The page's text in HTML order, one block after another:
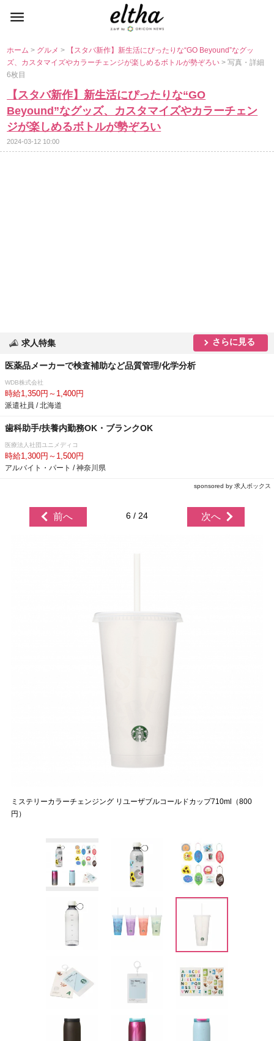
ホーム> グルメ>
【スタバ新作】新生活にぴったりな“GO Beyound”なグッ
ズ、カスタマイズやカラーチェンジが楽しめるボトルが勢ぞろい> 写真・詳細
6枚目
【スタバ新作】新生活にぴったりな“GO
Beyound”なグッズ、カスタマイズやカラーチェン
ジが楽しめるボトルが勢ぞろい
2024-03-12 10:00
求人特集 さらに見る
医薬品メーカーで検査補助など品質管理/化学分析
WDB株式会社
時給1,350円～1,400円
派遣社員 / 北海道
歯科助手/扶養内勤務OK・ブランクOK
医療法人社団ユニメディコ
時給1,300円～1,500円
アルバイト・パート / 神奈川県
sponsored by 求人ボックス
前へ 6 / 24 次へ
ミステリーカラーチェンジング リユーザブルコールドカップ710ml（800
円）